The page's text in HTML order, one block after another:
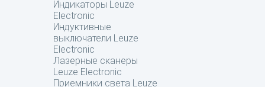
Индикаторы Leuze
Electronic
Индуктивные
выключатели Leuze
Electronic
Лазерные сканеры
Leuze Electronic
Приемники света Leuze